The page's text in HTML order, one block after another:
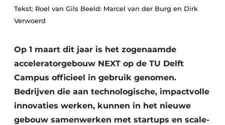
Podcasts
Privacy / Cookie statement
Video’s
Tekst: Roel van Gils Beeld: Marcel van der Burg en Dirk
Verwoerd
Op 1 maart dit jaar is het zogenaamde
acceleratorgebouw NEXT op de TU Delft
Campus officieel in gebruik genomen.
Bedrijven die aan technologische, impactvolle
innovaties werken, kunnen in het nieuwe
gebouw samenwerken met startups en scale-